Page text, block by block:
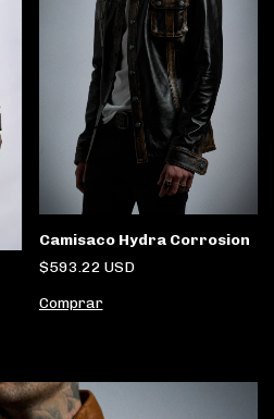
Camisaco Hydra Corrosion
$593.22 USD
Comprar